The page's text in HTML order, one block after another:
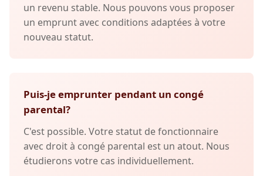
un revenu stable. Nous pouvons vous proposer
un emprunt avec conditions adaptées à votre
nouveau statut.
Puis-je emprunter pendant un congé
parental?
C'est possible. Votre statut de fonctionnaire
avec droit à congé parental est un atout. Nous
étudierons votre cas individuellement.